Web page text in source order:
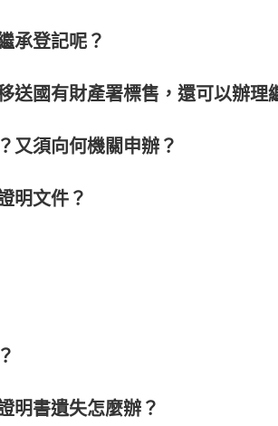
承登記呢？
送國有財產署標售，還可以辦理
又須向何機關申辦？
明文件？
明書遺失怎麼辦？